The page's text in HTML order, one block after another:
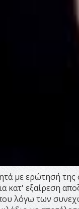
με ερώτησή
κατ' εξαίρεση
λόγω των